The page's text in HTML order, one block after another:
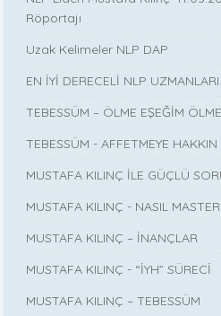
Röportajı
Uzak Kelimeler NLP DAP
EN İYİ DERECELİ NLP
TEBESSÜM – ÖLME EŞEĞİM ÖLME
TEBESSÜM - AFFETMEYE
MUSTAFA KILINÇ İLE GÜÇLÜ
MUSTAFA KILINÇ - NASIL
MUSTAFA KILINÇ – İNANÇLAR
MUSTAFA KILINÇ - “İYH” SÜRECİ
MUSTAFA KILINÇ – TEBESSÜM